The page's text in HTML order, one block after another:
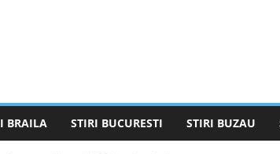
BRAILA STIRI BUCURESTI STIRI BUZAU